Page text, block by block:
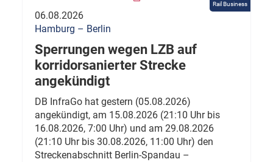
Rail Business
06.08.2026
Hamburg – Berlin
Sperrungen wegen LZB auf
korridorsanierter Strecke
angekündigt
DB InfraGo hat gestern (05.08.2026)
angekündigt, am 15.08.2026 (21:10 Uhr bis
16.08.2026, 7:00 Uhr) und am 29.08.2026
(21:10 Uhr bis 30.08.2026, 11:00 Uhr) den
Streckenabschnitt Berlin-Spandau –